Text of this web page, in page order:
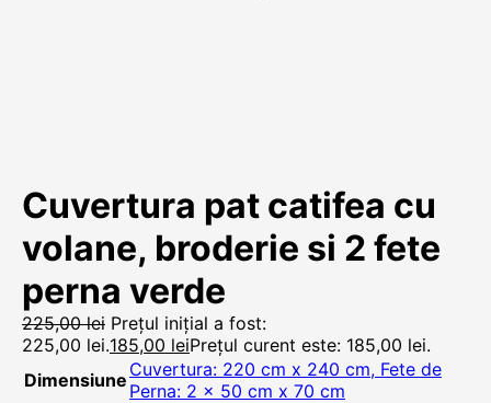
Cuvertura pat catifea cu
volane, broderie si 2 fete
perna verde
225,00lei Prețul inițial a fost:
225,00 lei.185,00 leiPrețul curent este: 185,00 lei.
Dimensiune Cuvertura: 220 cm x 240 cm, Fete de
Perna: 2 x 50 cm x 70 cm